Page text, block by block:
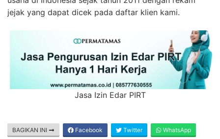
jejak yang dapat dicek pada daftar klien kami.
Jasa Izin Edar PIRT
BAGIKAN INI Facebook Twitter WhatsApp